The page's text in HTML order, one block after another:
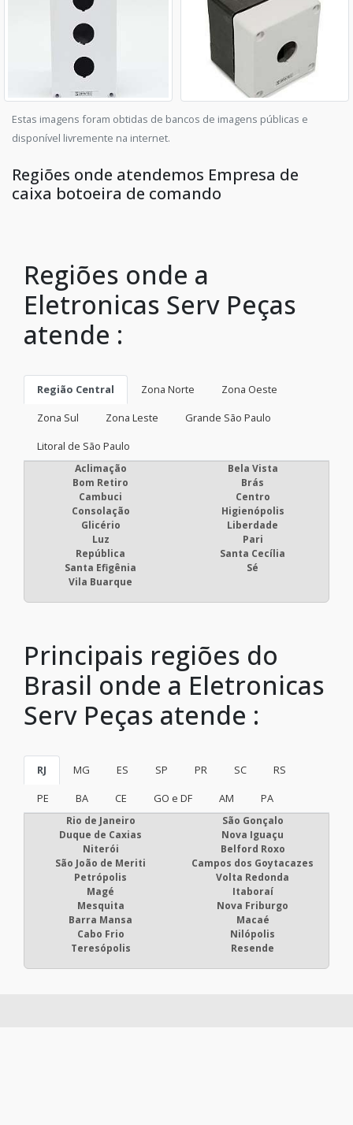
Estas imagens foram obtidas de bancos de imagens públicas e
disponível livremente na internet.
Regiões onde atendemos Empresa de
caixa botoeira de comando
Regiões onde a
Eletronicas Serv Peças
atende :
Região Central Zona Norte
Zona Oeste
Zona Sul
Zona Leste
Grande São Paulo
Litoral de São Paulo
Aclimação
Bela Vista
Bom Retiro
Brás
Cambuci
Centro
Consolação
Higienópolis
Glicério
Liberdade
Luz
Pari
República
Santa Cecília
Santa Efigênia
Sé
Vila Buarque
Principais regiões do
Brasil onde a Eletronicas
Serv Peças atende :
RJ MG ES SP PR SC
RS
PE
BA CE GO e DF AM PA
Rio de Janeiro
São Gonçalo
Duque de Caxias
Nova Iguaçu
Niterói
Belford Roxo
São João de Meriti
Campos dos Goytacazes
Petrópolis
Volta Redonda
Magé
Itaboraí
Mesquita
Nova Friburgo
Barra Mansa
Macaé
Cabo Frio
Nilópolis
Teresópolis
Resende